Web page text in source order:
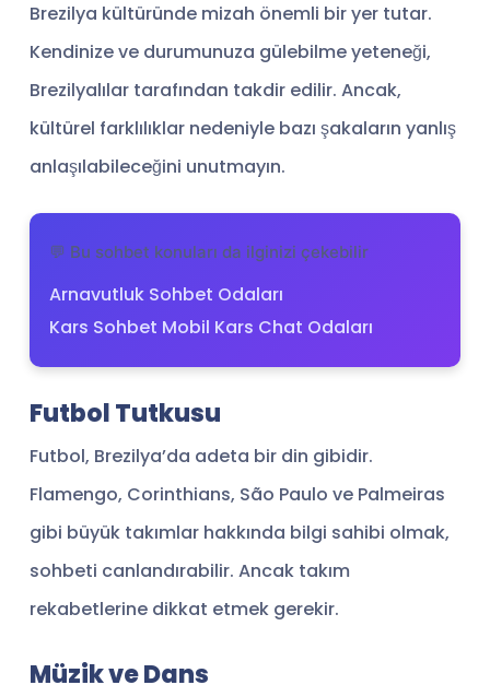
Brezilya kültüründe mizah önemli bir yer tutar.
Kendinize ve durumunuza gülebilme yeteneği,
Brezilyalılar tarafından takdir edilir. Ancak,
kültürel farklılıklar nedeniyle bazı şakaların yanlış
anlaşılabileceğini unutmayın.
💬 Bu sohbet konuları da ilginizi çekebilir
Arnavutluk Sohbet Odaları
Kars Sohbet Mobil Kars Chat Odaları
Futbol Tutkusu
Futbol, Brezilya’da adeta bir din gibidir.
Flamengo, Corinthians, São Paulo ve Palmeiras
gibi büyük takımlar hakkında bilgi sahibi olmak,
sohbeti canlandırabilir. Ancak takım
rekabetlerine dikkat etmek gerekir.
Müzik ve Dans